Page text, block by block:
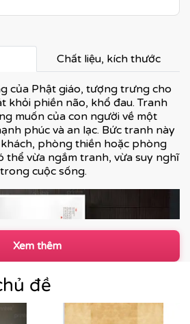
Chất liệu, kích thước
của Phật giáo, tượng trưng cho
khỏi phiền não, khổ đau. Tranh
muốn của con người về một
phúc và an lạc. Bức tranh này
phòng thiền hoặc phòng
thể vừa ngắm tranh, vừa suy nghĩ
cuộc sống.
Xem thêm
đề